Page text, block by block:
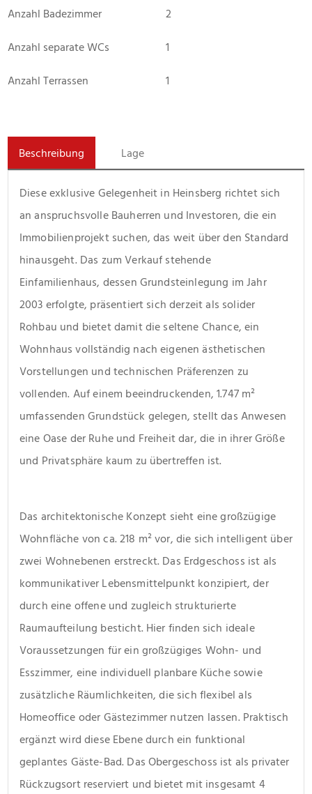
Anzahl Badezimmer
2
Anzahl separate WCs
1
Anzahl Terrassen
1
Beschreibung Lage
Diese exklusive Gelegenheit in Heinsberg richtet sich
an anspruchsvolle Bauherren und Investoren, die ein
Immobilienprojekt suchen, das weit über den Standard
hinausgeht. Das zum Verkauf stehende
Einfamilienhaus, dessen Grundsteinlegung im Jahr
2003 erfolgte, präsentiert sich derzeit als solider
Rohbau und bietet damit die seltene Chance, ein
Wohnhaus vollständig nach eigenen ästhetischen
Vorstellungen und technischen Präferenzen zu
vollenden. Auf einem beeindruckenden, 1.747 m²
umfassenden Grundstück gelegen, stellt das Anwesen
eine Oase der Ruhe und Freiheit dar, die in ihrer Größe
und Privatsphäre kaum zu übertreffen ist.
Das architektonische Konzept sieht eine großzügige
Wohnfläche von ca. 218 m² vor, die sich intelligent über
zwei Wohnebenen erstreckt. Das Erdgeschoss ist als
kommunikativer Lebensmittelpunkt konzipiert, der
durch eine offene und zugleich strukturierte
Raumaufteilung besticht. Hier finden sich ideale
Voraussetzungen für ein großzügiges Wohn- und
Esszimmer, eine individuell planbare Küche sowie
zusätzliche Räumlichkeiten, die sich flexibel als
Homeoffice oder Gästezimmer nutzen lassen. Praktisch
ergänzt wird diese Ebene durch ein funktional
geplantes Gäste-Bad. Das Obergeschoss ist als privater
Rückzugsort reserviert und bietet mit insgesamt 4